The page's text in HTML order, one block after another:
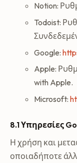
Notion:
Todoist:
Google:
Apple:
with Apple.
Microsoft:
8.1 Υπηρεσίες
Η χρήση και
οποιαδήποτε